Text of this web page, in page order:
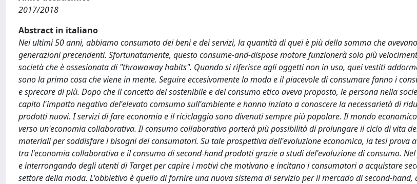
2017/2018
Abstract in italiano
Nei ultimi 50 anni, abbiamo consumato dei beni e dei servizi, la quantità di quei è più della somma che
generazioni precendenti. Sfortunatamente, questo consume-and-dispose motore funzionerà solo più
società che è ossesionata di "throwaway habits". Quando si riferisce agli oggetti non in uso, quei vestiti
sono la prima cosa che viene in mente. Seguire eccesivomente la moda e il piacevole di consumare fanno i
e sprecare di più. Dopo che il concetto del sostenibile e del consumo etico aveva proposto, le persona nella
capito l'impatto negativo del'elevato comsumo sull'ambiente e hanno inziato a conoscere la necessarietà di
prodotti nuovi. I servizi di fare economia e il riciclaggio sono divenuti sempre più popolare. Il mondo
verso un'economia collaborativa. Il consumo collaborativo porterà più possibilità di prolungare il ciclo di vita
materiali per soddisfare i bisogni dei consumatori. Su tale prospettiva dell'evoluzione economica, la tesi prova
tra l'economia collaborativa e il consumo di second-hand prodotti grazie a studi del'evoluzione di consumo.
e interrongando degli utenti di Target per capire i motivi che motivano e incitano i consumatori a acquistare
settore della moda. L'obbietivo è quello di fornire una nuova sistema di servizio per il mercado di second-